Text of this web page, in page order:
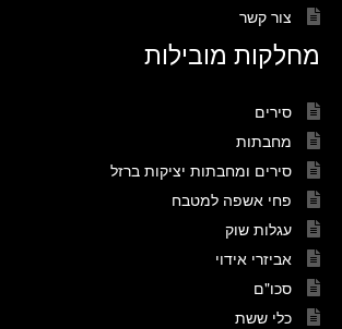
צור קשר
מחלקות מובילות
סירים
מחבתות
סירים ומחבתות יציקות ברזל
פחי אשפה למטבח
עגלות שוק
אביזרי אידוי
סכו"ם
כלי ששת